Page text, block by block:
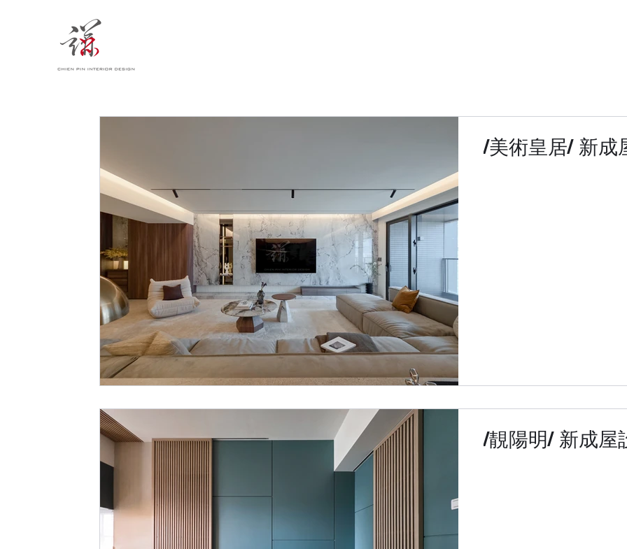
/美術皇居/ 新成
/靚陽明/ 新成屋